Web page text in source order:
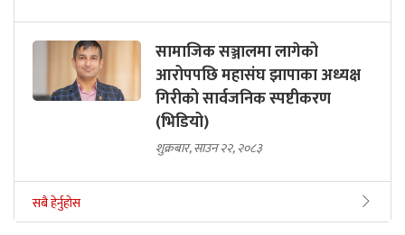
सामाजिक सञ्जालमा लागेको
आरोपपछि महासंघ झापाका अध्यक्ष
गिरीको सार्वजनिक स्पष्टीकरण
(भिडियो)
शुक्रबार, साउन २२, २०८३
सबै हेर्नुहोस